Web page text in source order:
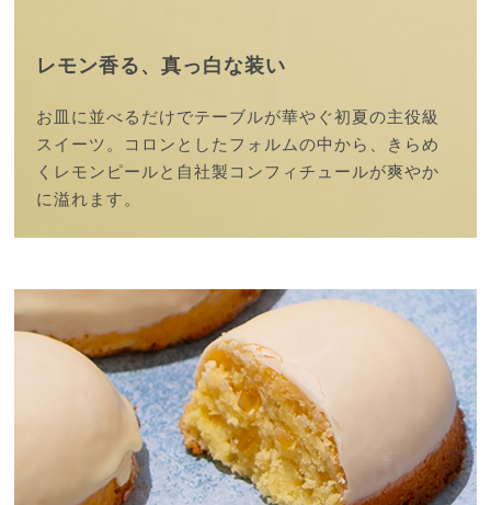
レモン香る、真っ白な装い
お皿に並べるだけでテーブルが華やぐ初夏の主役級
スイーツ。 コロンとしたフォルムの中から、 きらめ
くレモンピールと自社製コンフィチュールが爽やか
に溢れます。